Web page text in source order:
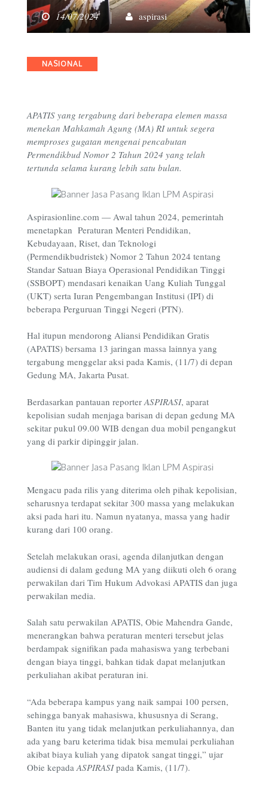
14/07/2024 aspirasi
Categories
NASIONAL
APATIS yang tergabung dari beberapa elemen massa
menekan Mahkamah Agung (MA) RI untuk segera
memproses gugatan mengenai pencabutan
Permendikbud Nomor 2 Tahun 2024 yang telah
tertunda selama kurang lebih satu bulan.
Aspirasionline.com — Awal tahun 2024, pemerintah
menetapkan Peraturan Menteri Pendidikan,
Kebudayaan, Riset, dan Teknologi
(Permendikbudristek) Nomor 2 Tahun 2024 tentang
Standar Satuan Biaya Operasional Pendidikan Tinggi
(SSBOPT) mendasari kenaikan Uang Kuliah Tunggal
(UKT) serta Iuran Pengembangan Institusi (IPI) di
beberapa Perguruan Tinggi Negeri (PTN).
Hal itupun mendorong Aliansi Pendidikan Gratis
(APATIS) bersama 13 jaringan massa lainnya yang
tergabung menggelar aksi pada Kamis, (11/7) di depan
Gedung MA, Jakarta Pusat.
Berdasarkan pantauan reporter ASPIRASI, aparat
kepolisian sudah menjaga barisan di depan gedung MA
sekitar pukul 09.00 WIB dengan dua mobil pengangkut
yang di parkir dipinggir jalan.
Mengacu pada rilis yang diterima oleh pihak kepolisian,
seharusnya terdapat sekitar 300 massa yang melakukan
aksi pada hari itu. Namun nyatanya, massa yang hadir
kurang dari 100 orang.
Setelah melakukan orasi, agenda dilanjutkan dengan
audiensi di dalam gedung MA yang diikuti oleh 6 orang
perwakilan dari Tim Hukum Advokasi APATIS dan juga
perwakilan media.
Salah satu perwakilan APATIS, Obie Mahendra Gande,
menerangkan bahwa peraturan menteri tersebut jelas
berdampak signifikan pada mahasiswa yang terbebani
dengan biaya tinggi, bahkan tidak dapat melanjutkan
perkuliahan akibat peraturan ini.
“Ada beberapa kampus yang naik sampai 100 persen,
sehingga banyak mahasiswa, khususnya di Serang,
Banten itu yang tidak melanjutkan perkuliahannya, dan
ada yang baru keterima tidak bisa memulai perkuliahan
akibat biaya kuliah yang dipatok sangat tinggi,” ujar
Obie kepada ASPIRASIpada Kamis, (11/7).